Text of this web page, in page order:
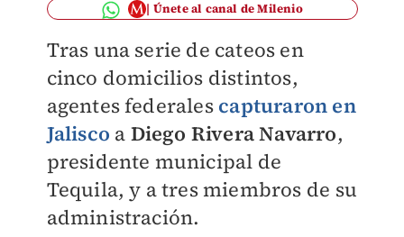
Únete al canal de Milenio
Tras una serie de cateos en
cinco domicilios distintos,
agentes federales capturaron en
Jalisco a Diego Rivera Navarro,
presidente municipal de
Tequila, y a tres miembros de su
administración.